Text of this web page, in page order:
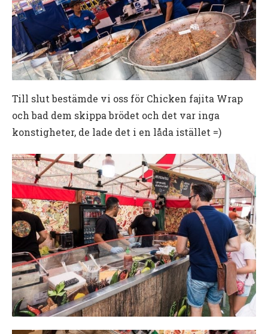
Till slut bestämde vi oss för Chicken fajita Wrap
och bad dem skippa brödet och det var inga
konstigheter, de lade det i en låda istället =)